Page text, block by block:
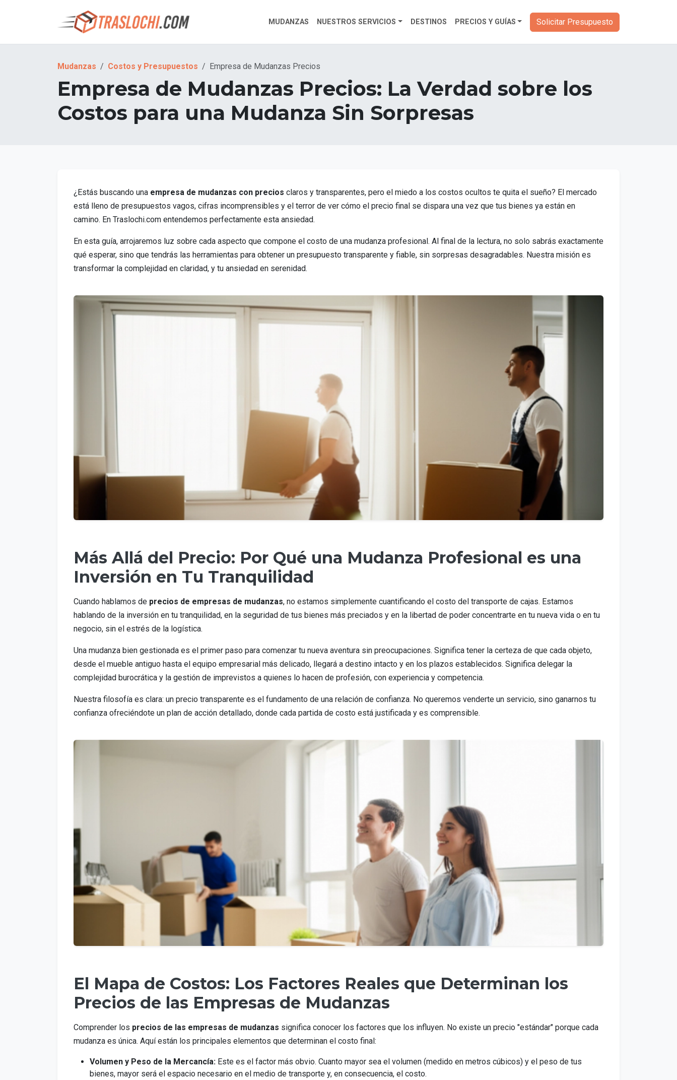
MUDANZAS NUESTROS SERVICIOS DESTINOS PRECIOS Y GUÍAS Solicitar Presupuesto
Mudanzas Costos y Presupuestos Empresa de Mudanzas Precios
Empresa de Mudanzas Precios: La Verdad sobre los
Costos para una Mudanza Sin Sorpresas
¿Estás buscando una empresa de mudanzas con precios claros y transparentes, pero el miedo a los costos ocultos te quita el sueño? El mercado
está lleno de presupuestos vagos, cifras incomprensibles y el terror de ver cómo el precio final se dispara una vez que tus bienes ya están en
camino. En Traslochi.com entendemos perfectamente esta ansiedad.
En esta guía, arrojaremos luz sobre cada aspecto que compone el costo de una mudanza profesional. Al final de la lectura, no solo sabrás exactamente
qué esperar, sino que tendrás las herramientas para obtener un presupuesto transparente y fiable, sin sorpresas desagradables. Nuestra misión es
transformar la complejidad en claridad, y tu ansiedad en serenidad.
Más Allá del Precio: Por Qué una Mudanza Profesional es una
Inversión en Tu Tranquilidad
Cuando hablamos de precios de empresas de mudanzas, no estamos simplemente cuantificando el costo del transporte de cajas. Estamos
hablando de la inversión en tu tranquilidad, en la seguridad de tus bienes más preciados y en la libertad de poder concentrarte en tu nueva vida o en tu
negocio, sin el estrés de la logística.
Una mudanza bien gestionada es el primer paso para comenzar tu nueva aventura sin preocupaciones. Significa tener la certeza de que cada objeto,
desde el mueble antiguo hasta el equipo empresarial más delicado, llegará a destino intacto y en los plazos establecidos. Significa delegar la
complejidad burocrática y la gestión de imprevistos a quienes lo hacen de profesión, con experiencia y competencia.
Nuestra filosofía es clara: un precio transparente es el fundamento de una relación de confianza. No queremos venderte un servicio, sino ganarnos tu
confianza ofreciéndote un plan de acción detallado, donde cada partida de costo está justificada y es comprensible.
El Mapa de Costos: Los Factores Reales que Determinan los
Precios de las Empresas de Mudanzas
Comprender los precios de las empresas de mudanzas significa conocer los factores que los influyen. No existe un precio "estándar" porque cada
mudanza es única. Aquí están los principales elementos que determinan el costo final:
Volumen y Peso de la Mercancía: Este es el factor más obvio. Cuanto mayor sea el volumen (medido en metros cúbicos) y el peso de tus
bienes, mayor será el espacio necesario en el medio de transporte y, en consecuencia, el costo.